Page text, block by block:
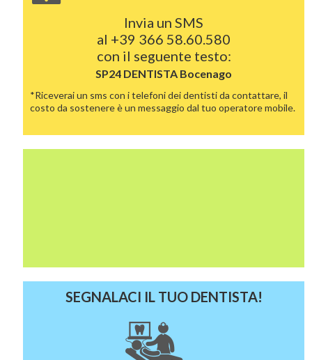
Invia un SMS
al +39 366 58.60.580
con il seguente testo:
SP24 DENTISTA Bocenago
*Riceverai un sms con i telefoni dei dentisti da contattare, il
costo da sostenere è un messaggio dal tuo operatore mobile.
SEGNALACI IL TUO DENTISTA!